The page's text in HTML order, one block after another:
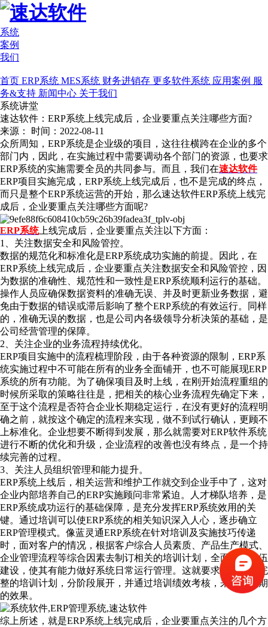
系统
案例
我们
首页 ERP系统 MES系统 财务进销存 更多软件系统 应用案例 服
务&支持 新闻中心 关于我们
系统讲堂
速达软件：ERP系统上线完成后，企业要重点关注哪些方面?
来源： 时间：2022-08-11
众所周知，ERP系统是企业级的项目，这往往横跨在企业的多个
部门内，因此，在实施过程中需要调动各个部门的资源，也要求
ERP系统的实施需要全员的共同参与。而且，我们在速达软件
ERP项目实施完成，ERP系统上线完成后，也不是完成的终点，
而只是整个ERP系统运营的开始，那么速达软件ERP系统上线完
成后，企业要重点关注哪些方面呢?
ERP系统上线完成后，企业要重点关注以下方面：
1、关注数据安全和风险管控。
数据的规范化和标准化是ERP系统成功实施的前提。因此，在
ERP系统上线完成后，企业要重点关注数据安全和风险管控，因
为数据的准确性、规范性和一致性是ERP系统顺利运行的基础。
操作人员应确保数据资料的准确无误、并及时更新业务数据，避
免由于数据的错误或滞后影响了整个ERP系统的有效运行。同样
的，准确无误的数据，也是公司内各级领导分析决策的基础，是
公司经营管理的保障。
2、关注企业的业务流程持续优化。
ERP项目实施中的流程梳理阶段，由于各种资源的限制，ERP系
统实施过程中不可能在所有的业务全面铺开，也不可能展现ERP
系统的所有功能。为了确保项目及时上线，在刚开始流程重组的
时候所采取的策略往往是，把相关的核心业务流程先确定下来，
至于这个流程是否符合企业长期稳定运行，在没有更好的流程明
确之前，就按这个确定的流程来实现，做不到试行确认，更顾不
上标准化。企业想要不断得到发展，那么就需要对ERP软件系统
进行不断的优化和升级，企业流程的改善也没有终点，是一个持
续完善的过程。
3、关注人员组织管理和能力提升。
ERP系统上线后，相关运营和维护工作就交到企业手中了，这对
企业内部培养自己的ERP实施顾问非常紧迫。人才梯队培养，是
ERP系统成功运行的基础保障，是充分发挥ERP系统效用的关
键。通过培训可以使ERP系统的相关知识深入人心，逐步确立
ERP管理模式。像蓝灵通ERP系统在针对培训及实施技巧传递
时，面对客户的情况，根据客户综合人员素质、产品生产模式、
企业管理流程等综合因素去制订相关的培训计划，全面加强队伍
建设，使其有能力做好系统日常运行管理。这就要求企业制定完
整的培训计划，分阶段展开，并通过培训绩效考核，来达到预期
的效果。
综上所述，就是ERP系统上线完成后，企业要重点关注的几个方